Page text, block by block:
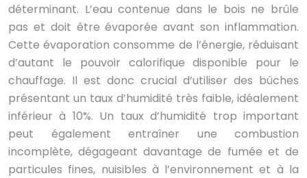
déterminant. L’eau contenue dans le bois ne brûle
pas et doit être évaporée avant son inflammation.
Cette évaporation consomme de l’énergie, réduisant
d’autant le pouvoir calorifique disponible pour le
chauffage. Il est donc crucial d’utiliser des bûches
présentant un taux d’humidité très faible, idéalement
inférieur à 10%. Un taux d’humidité trop important
peut également entraîner une combustion
incomplète, dégageant davantage de fumée et de
particules fines, nuisibles à l’environnement et à la